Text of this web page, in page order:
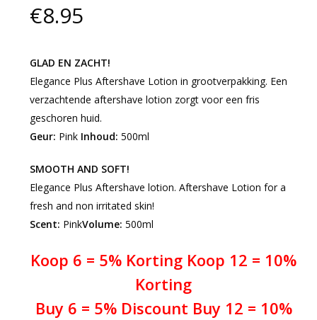
€8.95
GLAD EN ZACHT!
Elegance Plus Aftershave Lotion in grootverpakking. Een
verzachtende aftershave lotion zorgt voor een fris
geschoren huid.
Geur: PinkInhoud: 500ml
SMOOTH AND SOFT!
Elegance Plus Aftershave lotion. Aftershave Lotion for a
fresh and non irritated skin!
Scent: PinkVolume: 500ml
Koop 6 = 5% Korting Koop 12 = 10%
Korting
Buy 6 = 5% Discount Buy 12 = 10%